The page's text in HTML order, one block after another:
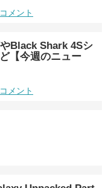
メント
Black Shark 4Sシ
【今週のニュー
メント